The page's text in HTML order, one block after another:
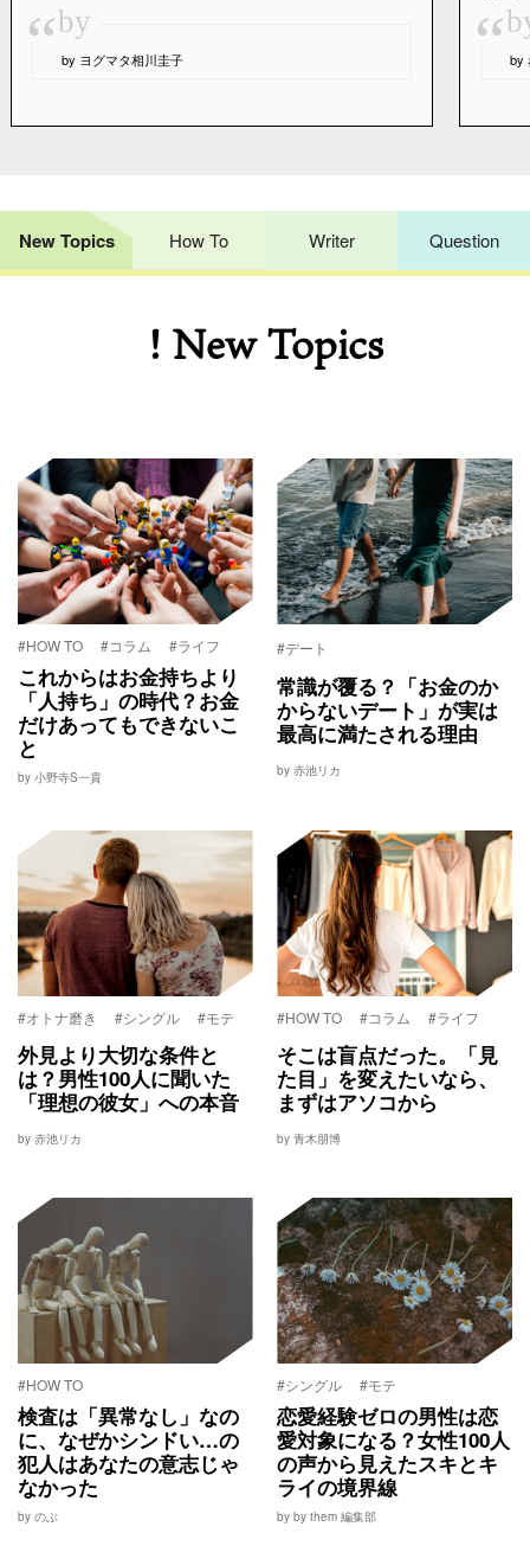
“by
by ヨグマタ相川圭子 “ by
New Topics How To Writer Question
! New Topics
#HOW TO #コラム #ライフ
これからはお金持ちより
「人持ち」の時代？お金
だけあってもできないこ
と
by 小野寺S一貴
#デート
常識が覆る？「お金のか
からないデート」が実は
最高に満たされる理由
by 赤池リカ
#オトナ磨き #シングル #モテ
外見より大切な条件と
は？男性100人に聞いた
「理想の彼女」への本音
by 赤池リカ
#HOW TO #コラム #ライフ
そこは盲点だった。「見
た目」を変えたいなら、
まずはアソコから
by 青木朋博
#HOW TO
検査は「異常なし」なの
に、なぜかシンドい…の
犯人はあなたの意志じゃ
なかった
by のぶ
#シングル #モテ
恋愛経験ゼロの男性は恋
愛対象になる？女性100人
の声から見えたスキとキ
ライの境界線
by by them 編集部